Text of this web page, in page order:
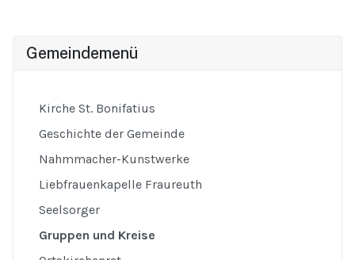
Gemeindemenü
Kirche St. Bonifatius
Geschichte der Gemeinde
Nahmmacher-Kunstwerke
Liebfrauenkapelle Fraureuth
Seelsorger
Gruppen und Kreise